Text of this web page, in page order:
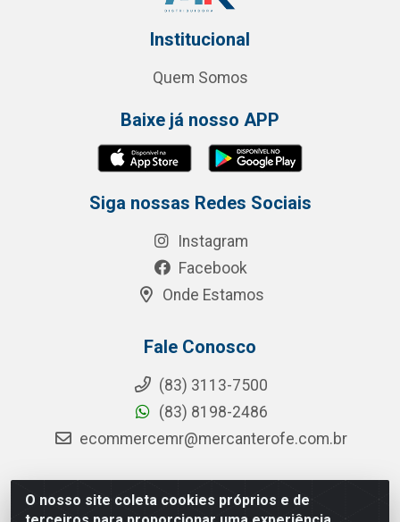
O nosso site coleta cookies próprios e de
Institucional
Quem Somos
Baixe já nosso APP
Siga nossas Redes Sociais
Instagram
Facebook
Onde Estamos
Fale Conosco
(83) 3113-7500
(83) 8198-2486
ecommercemr@mercanterofe.com.br
MR Distribuidora - Rua Hortêncio Ribeiro de Luna, 3777 -